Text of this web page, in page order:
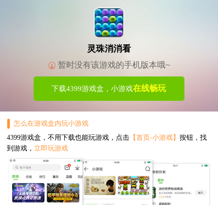
灵珠消消看
暂时没有该游戏的手机版本哦~
下载4399游戏盒，小游戏在线畅玩
怎么在游戏盒内玩小游戏
4399游戏盒，不用下载也能玩游戏，点击【首页-小游戏】 按钮，找
到游戏， 立即玩游戏